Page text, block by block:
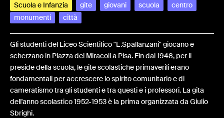
Scuola e Infanzia gite giovani scuola
centro
monumenti
città
Gli studenti del Liceo Scientifico "L.Spallanzani" giocano e
scherzano in Piazza dei Miracoli a Pisa. Fin dal 1948, per il
preside della scuola, le gite scolastiche primaverili erano
fondamentali per accrescere lo spirito comunitario e di
cameratismo tra gli studenti e tra questi e i professori. La gita
dell'anno scolastico 1952-1953 è la prima organizzata da Giulio
Sbrighi.